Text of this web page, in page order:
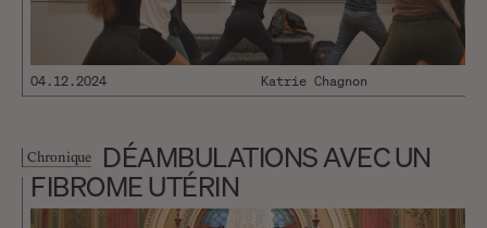
04.12.2024 Katrie Chagnon
Chronique
DÉAMBULATIONS AVEC UN
FIBROME UTÉRIN